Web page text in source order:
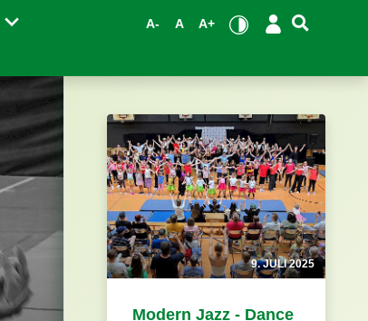
A- A A+
9. JULI 2025
Modern Jazz - Dance